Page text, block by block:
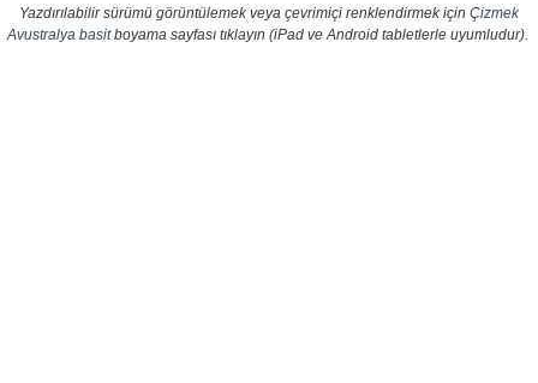
Yazdırılabilir sürümü görüntülemek veya çevrimiçi renklendirmek için Çizmek
Avustralya basitboyama sayfası tıklayın (iPad ve Android tabletlerle uyumludur).